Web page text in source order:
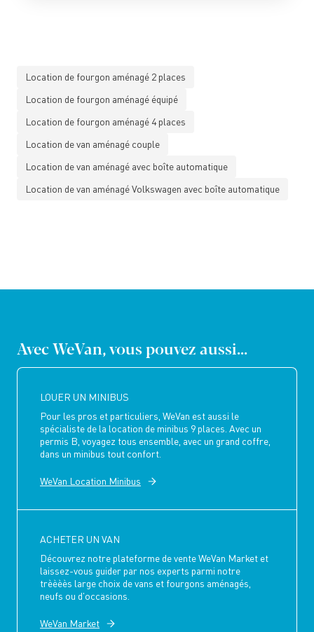
Location de fourgon aménagé 2 places
Location de fourgon aménagé équipé
Location de fourgon aménagé 4 places
Location de van aménagé couple
Location de van aménagé avec boîte automatique
Location de van aménagé Volkswagen avec boîte automatique
Avec WeVan, vous pouvez aussi...
LOUER UN MINIBUS
Pour les pros et particuliers, WeVan est aussi le
spécialiste de la location de minibus 9 places. Avec un
permis B, voyagez tous ensemble, avec un grand coffre,
dans un minibus tout confort.
WeVan Location Minibus
ACHETER UN VAN
Découvrez notre plateforme de vente WeVan Market et
laissez-vous guider par nos experts parmi notre
trèèèès large choix de vans et fourgons aménagés,
neufs ou d'occasions.
WeVan Market